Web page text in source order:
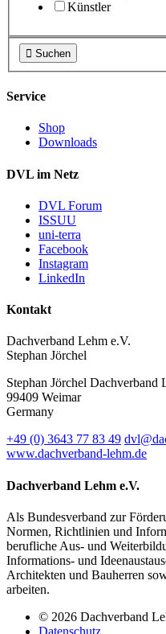
Künstler
 Suchen
Service
Shop
Downloads
DVL im Netz
DVL Forum
ISSUU
uni-terra
Facebook
Instagram
LinkedIn
Kontakt
Dachverband Lehm e.V.
Stephan Jörchel
Stephan Jörchel Dachverband
99409 Weimar
Germany
+49 (0) 3643 77 83 49
www.dachverband-lehm.de
Dachverband Lehm e.V.
Als Bundesverband zur
Normen, Richtlinien und
berufliche Aus- und
Informations- und
Architekten und Bauherren
arbeiten.
© 2026 Dachverband
Datenschutz